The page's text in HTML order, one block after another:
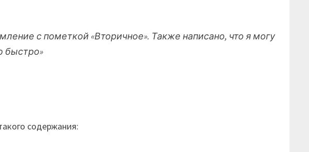
с пометкой «Вторичное». Также написано, что я могу
быстро»
содержания: